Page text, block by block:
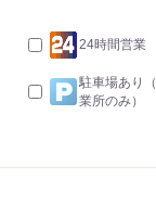
24時間営業
駐車場あり
業所のみ）